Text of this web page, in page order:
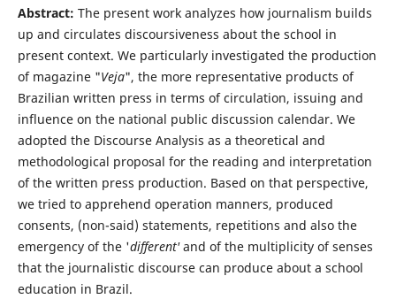
Abstract: The present work analyzes how journalism builds
up and circulates discoursiveness about the school in
present context. We particularly investigated the production
of magazine "Veja", the more representative products of
Brazilian written press in terms of circulation, issuing and
influence on the national public discussion calendar. We
adopted the Discourse Analysis as a theoretical and
methodological proposal for the reading and interpretation
of the written press production. Based on that perspective,
we tried to apprehend operation manners, produced
consents, (non-said) statements, repetitions and also the
emergency of the 'different'and of the multiplicity of senses
that the journalistic discourse can produce about a school
education in Brazil.